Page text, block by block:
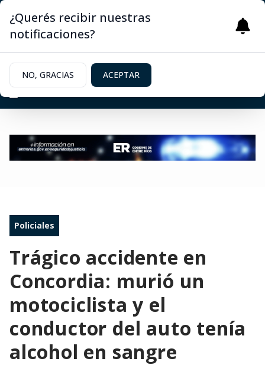
Policiales
Trágico accidente en
Concordia: murió un
motociclista y el
conductor del auto tenía
alcohol en sangre
¿Querés recibir nuestras
notificaciones?
NO, GRACIAS ACEPTAR